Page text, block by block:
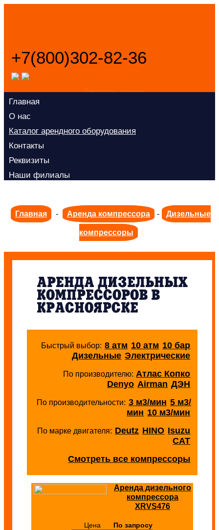
+7(800)302-82-36
Заказать звонок
Главная
О нас
Каталог арендного оборудования
Контакты
Реквизиты
Наши филиалы
Главная - Аренда компрессора - Дизельные
компрессоры
АРЕНДА ДИЗЕЛЬНЫХ
КОМПРЕССОРОВ В
КРАСНОЯРСКЕ
Быстрый выбор: 8 атм 10 атм 10 бар
Дизельные Электрические
По производителю: Атлас Копко
Denyo Airman ДЭН
По производительности: 3 м3/мин 5 м3/
мин 10 м3/мин
По марке двигателя: Deutz HINO Isuzu
CAT
Смотреть все компрессоры
Аренда дизельного
компрессора
XRVS476
Цена
По запросу